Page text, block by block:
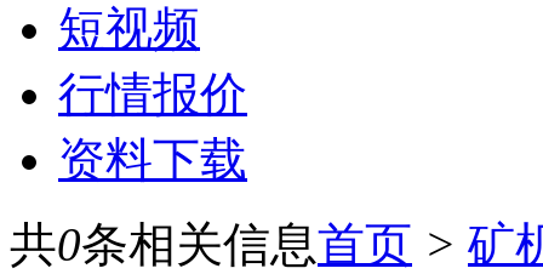
短视频
行情报价
资料下载
共0条相关信息首页 > 矿